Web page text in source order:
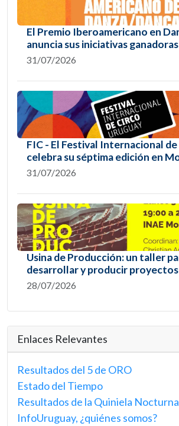
El Premio Iberoamericano en
anuncia sus iniciativas ganadoras
31/07/2026
FIC - El Festival Internacional
celebra su séptima edición en
31/07/2026
Usina de Producción: un taller
desarrollar y producir
28/07/2026
Enlaces Relevantes
Resultados del 5 de ORO
Estado del Tiempo
Resultados de la Quiniela Nocturna
InfoUruguay, ¿quiénes somos?